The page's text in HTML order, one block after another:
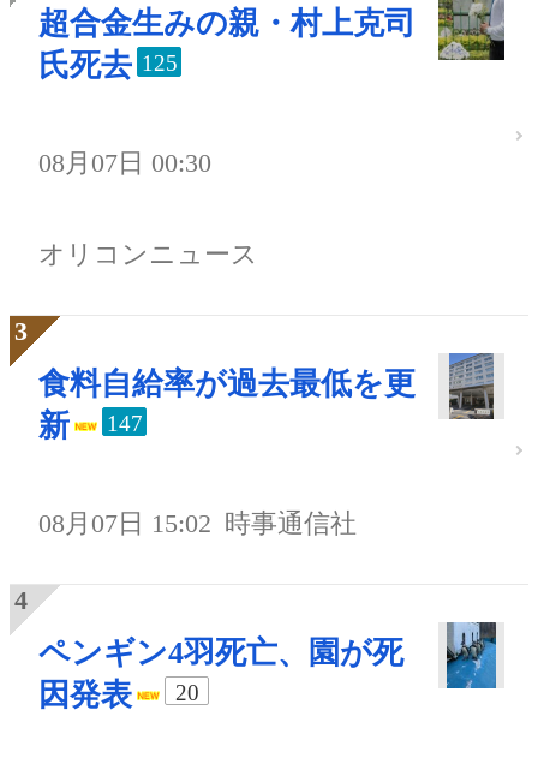
超合金生みの親・村上克司
氏死去 125
08月07日 00:30
オリコンニュース
食料自給率が過去最低を更
新
147
08月07日 15:02 時事通信社
ペンギン4羽死亡、園が死
因発表
20